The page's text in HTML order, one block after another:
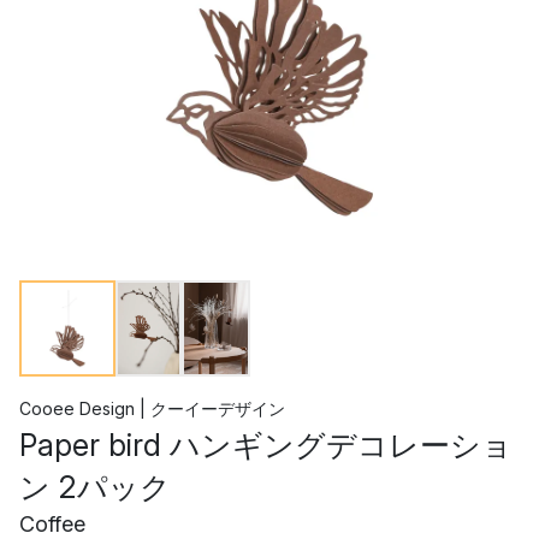
Cooee Design | クーイーデザイン
Paper bird ハンギングデコレーショ
ン 2パック
Coffee